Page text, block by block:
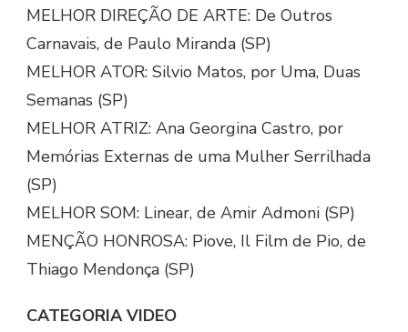
MELHOR DIREÇÃO DE ARTE: De Outros
Carnavais, de Paulo Miranda (SP)
MELHOR ATOR: Silvio Matos, por Uma, Duas
Semanas (SP)
MELHOR ATRIZ: Ana Georgina Castro, por
Memórias Externas de uma Mulher Serrilhada
(SP)
MELHOR SOM: Linear, de Amir Admoni (SP)
MENÇÃO HONROSA: Piove, Il Film de Pio, de
Thiago Mendonça (SP)
CATEGORIA VIDEO